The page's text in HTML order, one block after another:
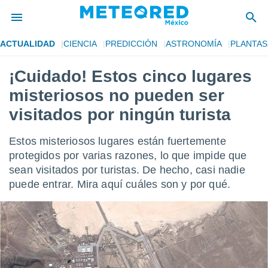
de
ha sido
para
que se
calidad.
a este
las
y
forma
digital
basada
ACTUALIDAD CIENCIA PREDICCIÓN ASTRONOMÍA PLANTAS
¡Cuidado! Estos cinco lugares
misteriosos no pueden ser
visitados por ningún turista
Estos misteriosos lugares están fuertemente
protegidos por varias razones, lo que impide que
sean visitados por turistas. De hecho, casi nadie
puede entrar. Mira aquí cuáles son y por qué.